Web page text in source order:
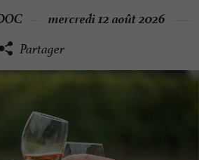
mercredi 12 août 2026
Partager